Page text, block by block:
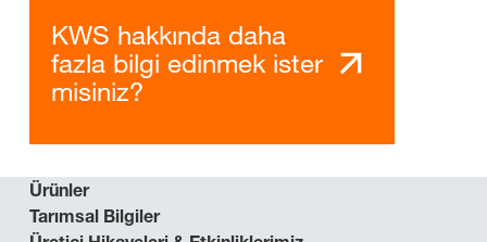
KWS hakkında daha
fazla bilgi edinmek ister
misiniz?
Ürünler
Tarımsal Bilgiler